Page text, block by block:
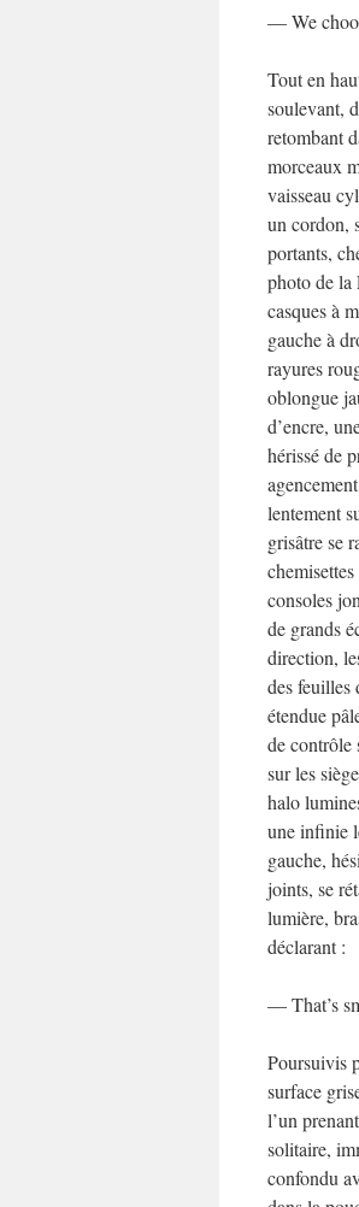
― We
Tout en
soulevant,
retombant
morceaux
vaisseau
un cordon,
portants,
photo de la
casques à
gauche à
rayures
oblongue
d’encre,
hérissé de
lentement
grisâtre se
consoles
de grands
direction,
des feuilles
étendue
de contrôle
sur les
halo
une infinie
gauche,
joints, se
lumière,
déclarant :
― That’s
Poursuivis
surface
l’un
solitaire,
confondu